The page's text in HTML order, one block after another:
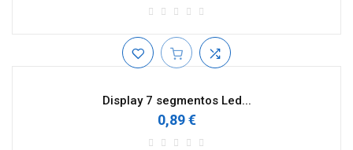
Display 7 segmentos Led...
0,89 €